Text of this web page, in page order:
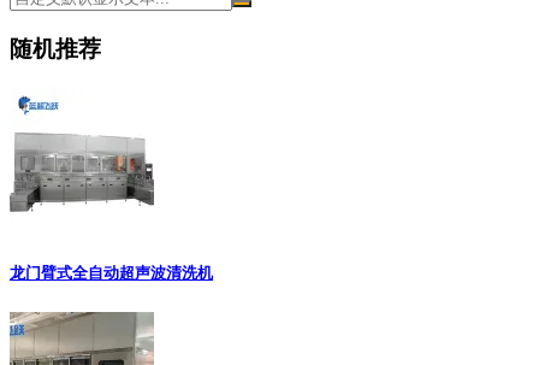
随机推荐
龙门臂式全自动超声波清洗机